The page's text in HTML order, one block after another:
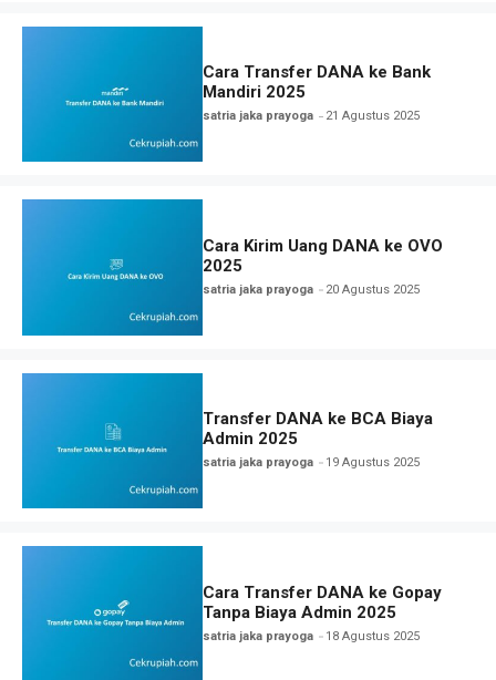
Cara Transfer DANA ke Bank
Mandiri 2025
satria jaka prayoga 21 Agustus 2025
Cara Kirim Uang DANA ke OVO
2025
satria jaka prayoga 20 Agustus 2025
Transfer DANA ke BCA Biaya
Admin 2025
satria jaka prayoga 19 Agustus 2025
Cara Transfer DANA ke Gopay
Tanpa Biaya Admin 2025
satria jaka prayoga 18 Agustus 2025